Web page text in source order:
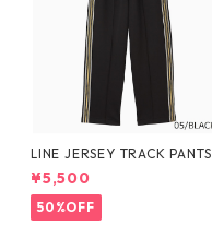
LINE JERSEY TRACK PANTS
¥5,500
50%OFF